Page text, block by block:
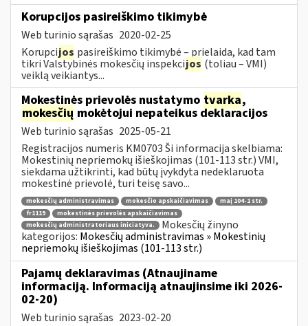
Korupcijos pasireiškimo tikimybė
Web turinio sąrašas 2020-02-25
Korupcijos pasireiškimo tikimybė – prielaida, kad tam
tikri Valstybinės mokesčių inspekcijos (toliau – VMI)
veiklą veikiantys...
Mokestinės prievolės nustatymo tvarka,
mokesčių mokėtojui nepateikus deklaracijos
Web turinio sąrašas 2025-05-21
Registracijos numeris KM0703 Ši informacija skelbiama:
Mokestinių nepriemokų išieškojimas (101-113 str.) VMI,
siekdama užtikrinti, kad būtų įvykdyta nedeklaruota
mokestinė prievolė, turi teisę savo...
mokesčių administravimas mokesčio apskaičiavimas
maį 104-1 str.
fr1119
mokestinės prievolės apskaičiavimas
mokesčių administratoriaus iniciatyva.
Mokesčių žinyno
kategorijos: Mokesčių administravimas » Mokestinių
nepriemokų išieškojimas (101-113 str.)
Pajamų deklaravimas (Atnaujiname
informaciją. Informaciją atnaujinsime iki 2026-
02-20)
Web turinio sąrašas 2023-02-20